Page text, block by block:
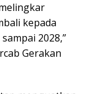
kepada
2028,”
Gerakan